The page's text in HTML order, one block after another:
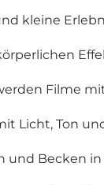
kleine
Filme
Licht, Ton
und Becken in